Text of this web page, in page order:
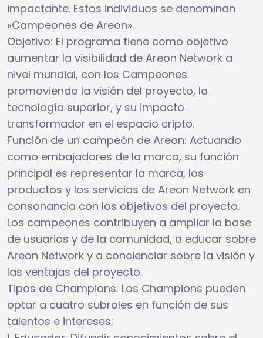
impactante. Estos individuos se denominan
«Campeones de Areon».
Objetivo: El programa tiene como objetivo
aumentar la visibilidad de Areon Network a
nivel mundial, con los Campeones
promoviendo la visión del proyecto, la
tecnología superior, y su impacto
transformador en el espacio cripto.
Función de un campeón de Areon: Actuando
como embajadores de la marca, su función
principal es representar la marca, los
productos y los servicios de Areon Network en
consonancia con los objetivos del proyecto.
Los campeones contribuyen a ampliar la base
de usuarios y de la comunidad, a educar sobre
Areon Network y a concienciar sobre la visión y
las ventajas del proyecto.
Tipos de Champions: Los Champions pueden
optar a cuatro subroles en función de sus
talentos e intereses: